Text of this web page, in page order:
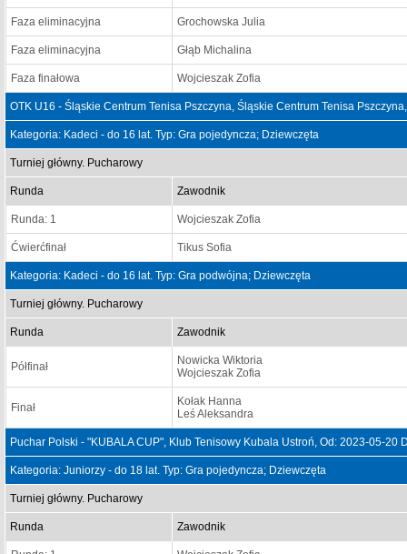
Faza eliminacyjna Grochowska Julia
Faza eliminacyjna Głąb Michalina
Faza finałowa Wojcieszak Zofia
OTK U16 - Śląskie Centrum Tenisa Pszczyna, Śląskie Centrum Tenisa
Kategoria: Kadeci - do 16 lat. Typ: Gra pojedyncza; Dziewczęta
Turniej główny. Pucharowy
Runda Zawodnik
Runda: 1 Wojcieszak Zofia
Ćwierćfinał Tikus Sofia
Kategoria: Kadeci - do 16 lat. Typ: Gra podwójna; Dziewczęta
Turniej główny. Pucharowy
Runda Zawodnik
Półfinał
Nowicka Wiktoria
Wojcieszak Zofia
Finał
Kołak Hanna
Leś Aleksandra
Puchar Polski - "KUBALA CUP", Klub Tenisowy Kubala Ustroń, Od: 2023-05-20
Kategoria: Juniorzy - do 18 lat. Typ: Gra pojedyncza; Dziewczęta
Turniej główny. Pucharowy
Runda Zawodnik